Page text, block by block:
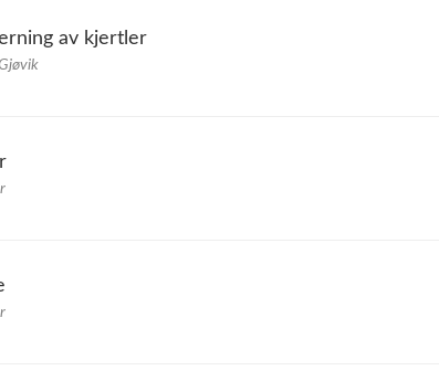
av kjertler